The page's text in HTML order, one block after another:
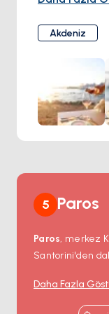
duyularınızı
seçmeye
benzersiz
yüksek
malzemeler,
yaratıcılık
mevsimlere
Yemeklerini
düzey
Akdeniz
5 Paros
Paros, merkez
Santorini'den
liman kasabası
mendireği,
Daha Fazla